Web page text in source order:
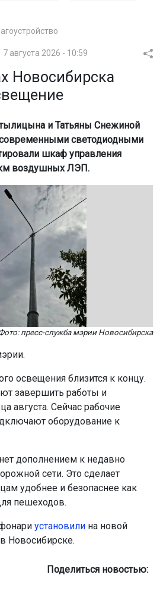
7 августа 2026 - 10:59
Новосибирска
и Татьяны Снежиной
современными светодиодными
шкаф управления
воздушных ЛЭП.
пресс-служба мэрии Новосибирска
освещения близится к концу.
завершить работы и
августа. Сейчас рабочие
оборудование к
дополнением к недавно
сети. Это сделает
удобнее и безопаснее как
пешеходов.
установили на новой
Новосибирске.
Поделиться новостью: